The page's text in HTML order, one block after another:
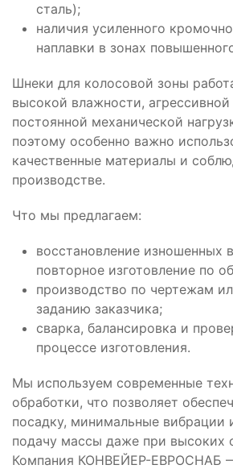
сталь);
наличия усиленного
наплавки в зонах
Шнеки для колосовой зоны
высокой влажности,
постоянной механической
поэтому особенно важно
качественные материалы и
производстве.
Что мы предлагаем:
восстановление изношенных
повторное изготовление по
производство по чертежам
заданию заказчика;
сварка, балансировка и
процессе изготовления.
Мы используем современные
обработки, что позволяет
посадку, минимальные вибрации
подачу массы даже при высоких
Компания КОНВЕЙЕР-ЕВРОСНАБ